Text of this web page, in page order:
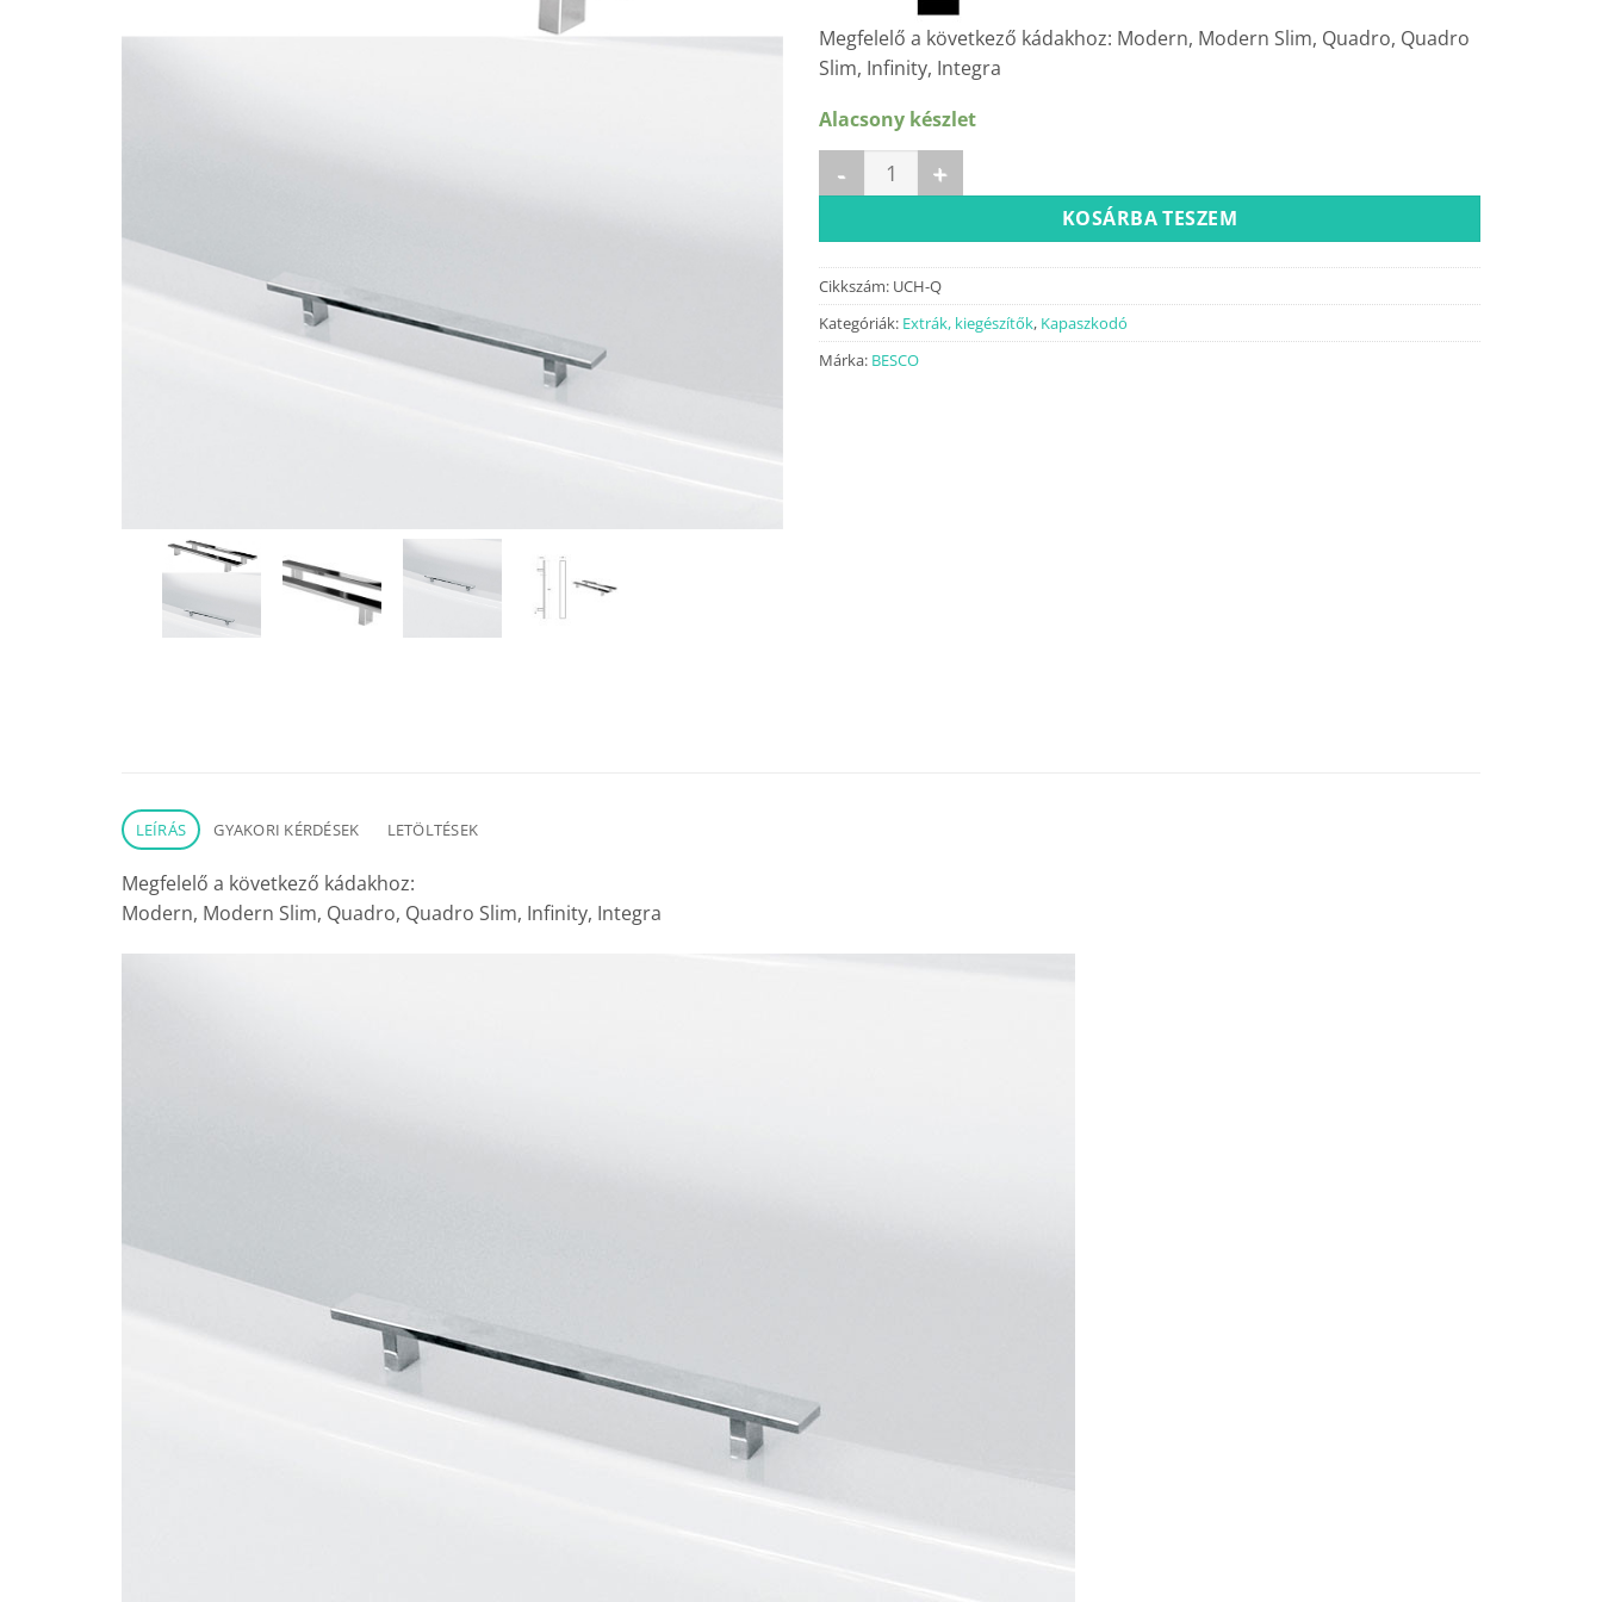
Megfelelő a következő kádakhoz: Modern, Modern Slim, Quadro, Quadro
Slim, Infinity, Integra
Alacsony készlet
QUADRO kapaszkodó króm mennyiség
KOSÁRBA TESZEM
Cikkszám: UCH-Q
Kategóriák: Extrák, kiegészítők, Kapaszkodó
Márka: BESCO
LEÍRÁS GYAKORI KÉRDÉSEK LETÖLTÉSEK
Megfelelő a következő kádakhoz:
Modern, Modern Slim, Quadro, Quadro Slim, Infinity, Integra